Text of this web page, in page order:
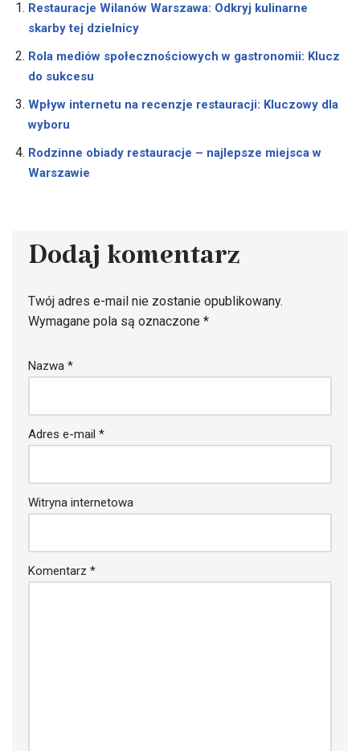
Restauracje Wilanów Warszawa: Odkryj kulinarne
skarby tej dzielnicy
Rola mediów społecznościowych w gastronomii: Klucz
do sukcesu
Wpływ internetu na recenzje restauracji: Kluczowy dla
wyboru
Rodzinne obiady restauracje – najlepsze miejsca w
Warszawie
Dodaj komentarz
Twój adres e-mail nie zostanie opublikowany.
Wymagane pola są oznaczone *
Nazwa *
Adres e-mail *
Witryna internetowa
Komentarz *